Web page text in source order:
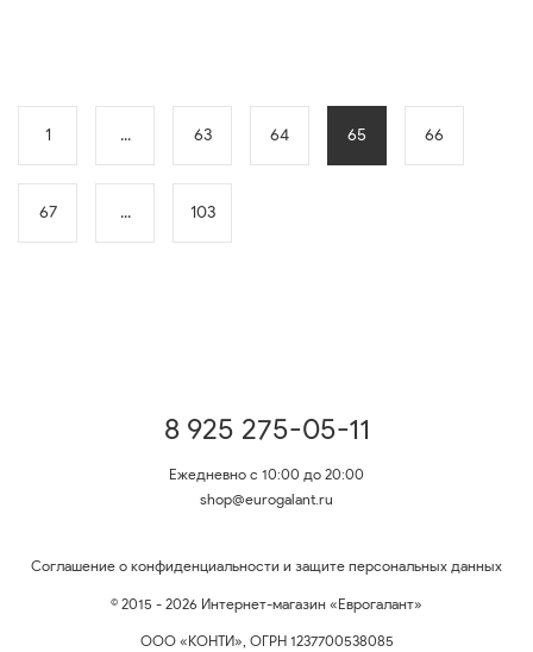
1 ... 63 64 65 66
67 ... 103
8 925 275-05-11
Ежедневно с 10:00 до 20:00
shop@eurogalant.ru
Соглашение о конфиденциальности и защите персональных данных
© 2015 - 2026 Интернет-магазин «Еврогалант»
ООО «КОНТИ», ОГРН 1237700538085